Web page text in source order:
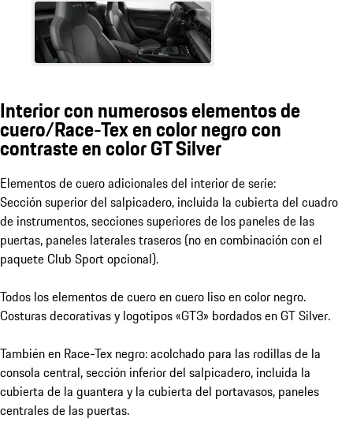
Interior con numerosos elementos de
cuero/Race-Tex en color negro con
contraste en color GT Silver
Elementos de cuero adicionales del interior de serie:
Sección superior del salpicadero, incluida la cubierta del cuadro
de instrumentos, secciones superiores de los paneles de las
puertas, paneles laterales traseros (no en combinación con el
paquete Club Sport opcional).
Todos los elementos de cuero en cuero liso en color negro.
Costuras decorativas y logotipos «GT3» bordados en GT Silver.
También en Race-Tex negro: acolchado para las rodillas de la
consola central, sección inferior del salpicadero, incluida la
cubierta de la guantera y la cubierta del portavasos, paneles
centrales de las puertas.